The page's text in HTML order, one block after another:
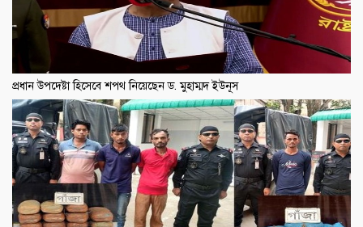
প্রধান উপদেষ্টা হিসেবে শপথ নিয়েছেন ড. মুহাম্মদ ইউনূস